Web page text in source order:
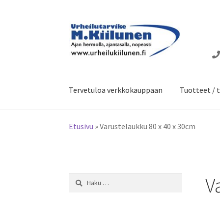
Siirry
navigointiin
Siirry
sisältöön
Tervetuloa verkkokauppaan Tuotteet /
Etusivu »Varustelaukku 80 x 40 x 30cm
Haku: